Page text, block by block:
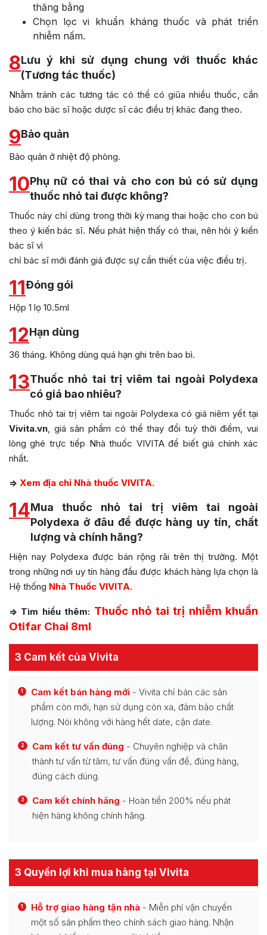
thăng bằng
Chọn lọc vi khuẩn kháng thuốc và phát triển
nhiễm nấm.
8Lưu ý khi sử dụng chung với thuốc khác
(Tương tác thuốc)
Nhằm tránh các tương tác có thể có giũa nhiều thuốc, cần
báo cho bác sĩ hoặc dược sĩ các điều trị khác đang theo.
9Bảo quản
Bảo quản ở nhiệt độ phòng.
10Phụ nữ có thai và cho con bú có sử dụng
thuốc nhỏ tai được không?
Thuốc này chỉ dùng trong thời kỳ mang thai hoặc cho con bú
theo ý kiến bác sĩ. Nếu phát hiện thấy có thai, nên hỏi ý kiến
bác sĩ vì
chỉ bác sĩ mới đánh giá được sự cần thiết của việc điều trị.
11Đóng gói
Hộp 1 lọ 10.5ml
12Hạn dùng
36 tháng. Không dùng quá hạn ghi trên bao bì.
13Thuốc nhỏ tai trị viêm tai ngoài Polydexa
có giá bao nhiêu?
Thuốc nhỏ tai trị viêm tai ngoài Polydexa có giá niêm yết tại
Vivita.vn , giá sản phẩm có thể thay đổi tuỳ thời điểm, vui
lòng ghé trực tiếp Nhà thuốc VIVITA để biết giá chính xác
nhất.
=> Xem địa chỉ Nhà thuốc VIVITA.
14Mua thuốc nhỏ tai trị viêm tai ngoài
Polydexa ở đâu để được hàng uy tín, chất
lượng và chính hãng?
Hiện nay Polydexa được bán rộng rãi trên thị trường. Một
trong những nơi uy tín hàng đầu được khách hàng lựa chọn là
Hệ thống Nhà Thuốc VIVITA.
=> Tìm hiểu thêm: Thuốc nhỏ tai trị nhiễm khuẩn
Otifar Chai 8ml
3 Cam kết của Vivita
1 Cam kết bán hàng mới - Vivita chỉ bán các sản
phẩm còn mới, hạn sử dụng còn xa, đảm bảo chất
lượng. Nói không với hàng hết date, cận date.
2 Cam kết tư vấn đúng - Chuyên nghiệp và chân
thành tư vấn từ tâm, tư vấn đúng vấn đề, đúng hàng,
đúng cách dùng.
3 Cam kết chính hãng - Hoàn tiền 200% nếu phát
hiện hàng không chính hãng.
3 Quyền lợi khi mua hàng tại Vivita
1 Hỗ trợ giao hàng tận nhà - Miễn phí vận chuyển
một số sản phẩm theo chính sách giao hàng. Nhận